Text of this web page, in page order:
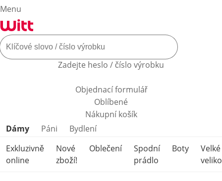
Menu
Zadejte heslo / číslo výrobku
Objednací formulář
Oblíbené
Nákupní košík
Přeskočit kategorie produktů
Dámy Páni
Bydlení
Exkluzivně
online
Nové
zboží!
Oblečení
Spodní
prádlo
Boty
Velké